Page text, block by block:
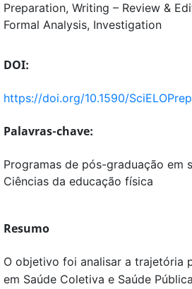
Preparation Writing – Review &
Formal Analysis Investigation
DOI:
https://doi.org/10.1590/
Palavras-chave:
Programas de pós-graduação em
Ciências da educação física
Resumo
O objetivo foi analisar a trajetória
em Saúde Coletiva e Saúde